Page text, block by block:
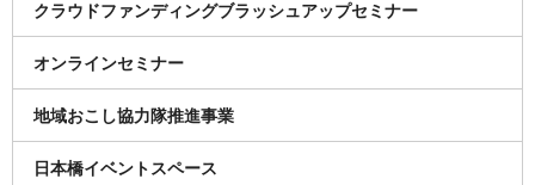
クラウドファンディングブラッシュアップセミナー
オンラインセミナー
地域おこし協力隊推進事業
日本橋イベントスペース